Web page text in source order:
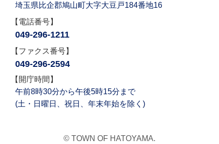
埼玉県比企郡鳩山町大字大豆戸184番地16
【電話番号】
049-296-1211
【ファクス番号】
049-296-2594
【開庁時間】
午前8時30分から午後5時15分まで
(土・日曜日、祝日、年末年始を除く)
© TOWN OF HATOYAMA.